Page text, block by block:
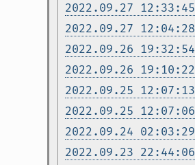
2022.09.27 12:33:45
2022.09.27 12:04:28
2022.09.26 19:32:54
2022.09.26 19:10:22
2022.09.25 12:07:13
2022.09.25 12:07:06
2022.09.24 02:03:29
2022.09.23 22:44:06